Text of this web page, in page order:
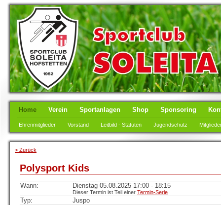
Home Verein Sportanlagen Shop Sponsoring
Ehrenmitglieder Vorstand Leitbild - Statuten Jugendschutz
> Zurück
Polysport Kids
Wann: Dienstag 05.08.2025 17:00 - 18:15
Dieser Termin ist Teil einer Termin-Serie
Typ:
Juspo